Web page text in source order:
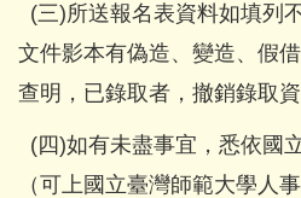
(三)所送報名表資料如填列
文件影本有偽造、變造、假
查明，已錄取者，撤銷錄取資
(四)如有未盡事宜，悉依國
（可上國立臺灣師範大學人